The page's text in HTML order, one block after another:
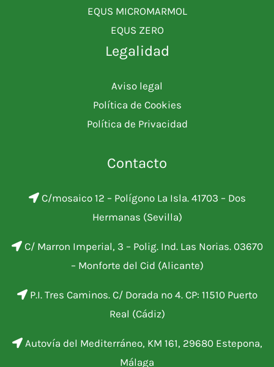
EQUS MICROMARMOL
EQUS ZERO
Legalidad
Aviso legal
Política de Cookies
Política de Privacidad
Contacto
C/mosaico 12 – Polígono La Isla. 41703 – Dos
Hermanas (Sevilla)
C/ Marron Imperial, 3 – Polig. Ind. Las Norias. 03670
– Monforte del Cid (Alicante)
P.I. Tres Caminos. C/ Dorada nº 4. CP: 11510 Puerto
Real (Cádiz)
Autovía del Mediterráneo, KM 161, 29680 Estepona,
Málaga